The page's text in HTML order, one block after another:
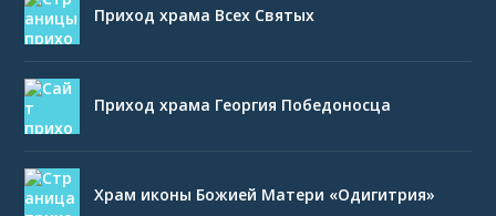
Приход храма Всех Святых
Приход храма Георгия Победоносца
Храм иконы Божией Матери «Одигитрия»